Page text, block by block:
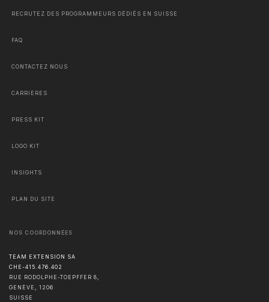
RECRUTEZ DES PROGRAMMEURS DÉDIÉS EN SUISSE
FAQ
CONTACTEZ NOUS
CARRIÈRES
PRESS KIT
LOGO KIT
INSIGHTS
PLAN DU SITE
NOS COORDONNÉES
TEAM EXTENSION SA
CHE-415.476.402
RUE RODOLPHE-TOEPFFER 8,
GENÈVE
1206
SUISSE